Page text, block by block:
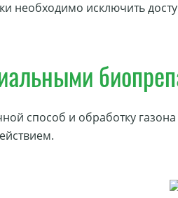
необходимо исключить
способ и обработку